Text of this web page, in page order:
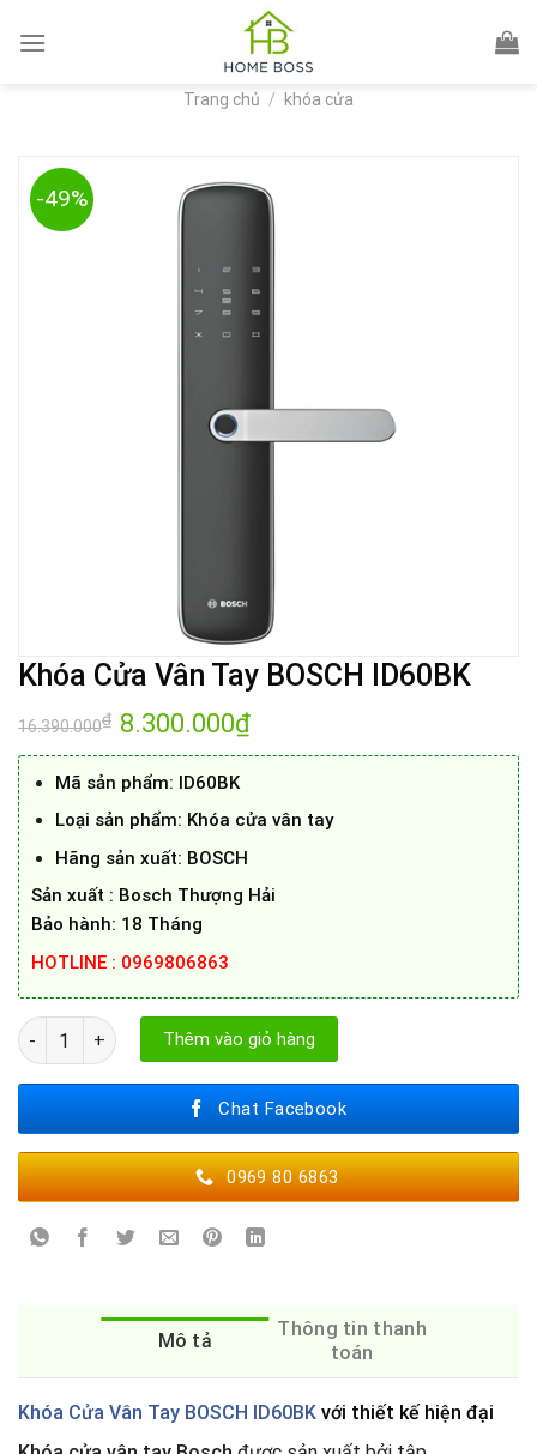
Trang chủ / khóa cửa
-49%
Khóa Cửa Vân Tay BOSCH ID60BK
16.390.000₫ Giá
gốc
là:
8.300.000₫Giá
tại
Mã sản phẩm: ID60BK
Loại sản phẩm: Khóa cửa vân tay
Hãng sản xuất: BOSCH
Sản xuất : Bosch Thượng Hải
Bảo hành: 18 Tháng
HOTLINE : 0969806863
Khóa Cửa Vân Tay BOSCH ID60BK số lượng
Thêm vào giỏ hàng
Chat Facebook
0969 80 6863
Mô tả
Thông tin thanh
toán
Khóa Cửa Vân Tay BOSCH ID60BK với thiết kế hiện đại